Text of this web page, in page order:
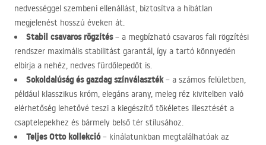
nedvességgel szembeni ellenállást, biztosítva a hibátlan
megjelenést hosszú éveken át.
Stabil csavaros rögzítés– a megbízható csavaros fali rögzítési
rendszer maximális stabilitást garantál, így a tartó könnyedén
elbírja a nehéz, nedves fürdőlepedőt is.
Sokoldalúság és gazdag színválaszték– a számos felületben,
például klasszikus króm, elegáns arany, meleg réz kivitelben való
elérhetőség lehetővé teszi a kiegészítő tökéletes illesztését a
csaptelepekhez és bármely belső tér stílusához.
Teljes Otto kollekció– kínálatunkban megtalálhatóak az